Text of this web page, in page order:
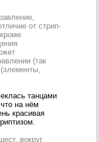
от стрип-
(так
танцами
на нём
красивая
вокруг